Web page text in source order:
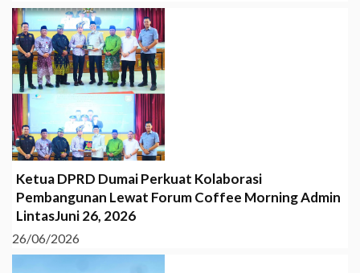
Ketua DPRD Dumai Perkuat Kolaborasi
Pembangunan Lewat Forum Coffee Morning Admin
LintasJuni 26, 2026
26/06/2026